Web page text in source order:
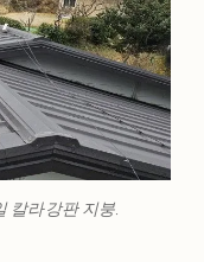
칼라강판 지붕.